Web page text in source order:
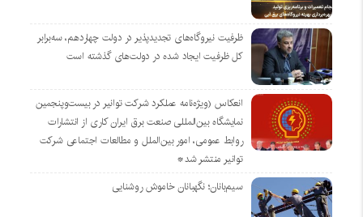
ظرفیت نیروگاه‌های تجدیدپذیر در دولت چهاردهم، سه‌برابر
کل ظرفیت ایجاد شده در دولت‌های گذشته است
انعکاس (ویژه‌نامه عملکرد شرکت توانیر در بیست‌وپنجمین
نمایشگاه بین‌المللی صنعت برق ایران کاری از انتشارات
روابط عمومی، امور بین‌الملل و مطالعات اجتماعی شرکت
توانیر منتشر شد*
سیم‌بانان؛ نگهبانان خاموش روشنایی